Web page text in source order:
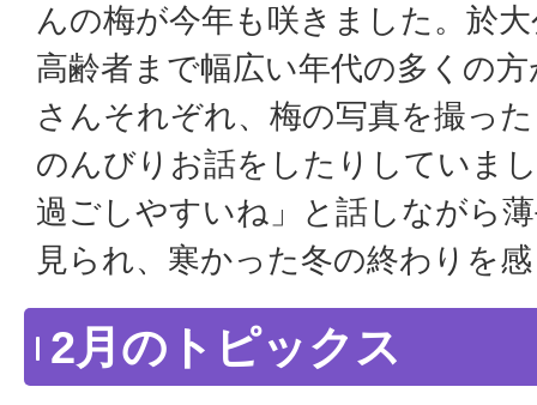
んの梅が今年も咲きました。於
高齢者まで幅広い年代の多くの
さんそれぞれ、梅の写真を撮っ
のんびりお話をしたりしていま
過ごしやすいね」と話しながら
見られ、寒かった冬の終わりを
2月のトピックス